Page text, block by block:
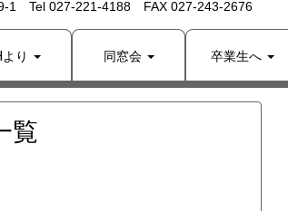
1 Tel 027-221-4188 FAX 027-243-2676
り 同窓会 卒業生へ
覧